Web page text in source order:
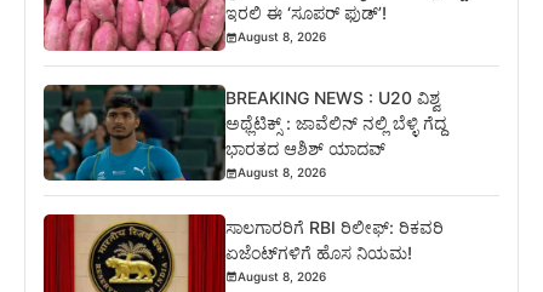
ಇರಲಿ ಈ ‘ಸೂಪರ್ ಫುಡ್’!
August 8, 2026
BREAKING NEWS : U20 ವಿಶ್ವ
ಅಥ್ಲೆಟಿಕ್ಸ್‌ : ಜಾವೆಲಿನ್ ನಲ್ಲಿ ಬೆಳ್ಳಿ ಗೆದ್ದ
ಭಾರತದ ಆಶಿಶ್ ಯಾದವ್
August 8, 2026
ಸಾಲಗಾರರಿಗೆ RBI ರಿಲೀಫ್‌: ರಿಕವರಿ
ಏಜೆಂಟ್‌ಗಳಿಗೆ ಹೊಸ ನಿಯಮ!
August 8, 2026